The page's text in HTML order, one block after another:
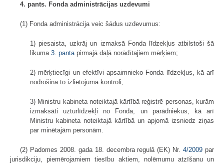
4. pants. Fonda administrācijas uzdevumi
(1) Fonda administrācija veic šādus uzdevumus:
1) piesaista, uzkrāj un izmaksā Fonda līdzekļus atbilstoši šā
likuma 3. pantapirmajā daļā norādītajiem mērķiem;
2) mērķtiecīgi un efektīvi apsaimnieko Fonda līdzekļus, kā arī
nodrošina to izlietojuma kontroli;
3) Ministru kabineta noteiktajā kārtībā reģistrē personas, kurām
izmaksāti uzturlīdzekļi no Fonda, un parādniekus, kā arī
Ministru kabineta noteiktajā kārtībā un apjomā izsniedz ziņas
par minētajām personām.
(2) Padomes 2008. gada 18. decembra regulā (EK) Nr.4/2009 par
jurisdikciju, piemērojamiem tiesību aktiem, nolēmumu atzīšanu un